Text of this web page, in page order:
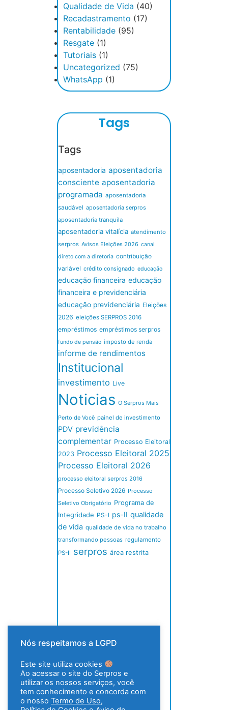
Qualidade de Vida (40)
Recadastramento (17)
Rentabilidade (95)
Resgate (1)
Tutoriais (1)
Uncategorized (75)
WhatsApp (1)
Tags
Tags
aposentadoria aposentadoria
consciente aposentadoria
programada aposentadoria
saudável aposentadoria serpros
aposentadoria tranquila
aposentadoria vitalícia atendimento
serpros Avisos Eleições 2026 canal
direto com a diretoria contribuição
variável crédito consignado educação
educação financeira educação
financeira e previdenciária
educação previdenciária Eleições
2026 eleições SERPROS 2016
empréstimos empréstimos serpros
fundo de pensão imposto de renda
informe de rendimentos
Institucional
investimento Live
Noticias O Serpros Mais
Perto de Você painel de investimento
PDV previdência
complementar Processo Eleitoral
2023 Processo Eleitoral 2025
Processo Eleitoral 2026
processo eleitoral serpros 2016
Processo Seletivo 2026 Processo
Seletivo Obrigatório Programa de
Integridade PS-I ps-II qualidade
de vida qualidade de vida no trabalho
transformando pessoas regulamento
PS-II serpros área restrita
Nós respeitamos a LGPD
Este site utiliza cookies
Ao acessar o site do Serpros e
utilizar os nossos serviços, você
tem conhecimento e concorda com
o nosso Termo de Uso,